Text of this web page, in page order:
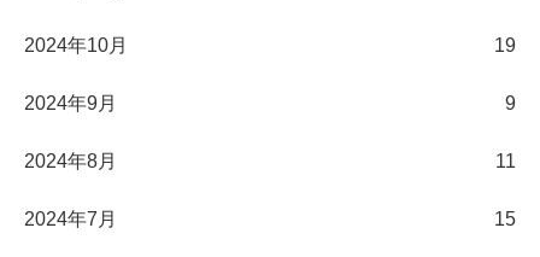
2024年10月 19
2024年9月 9
2024年8月 11
2024年7月 15